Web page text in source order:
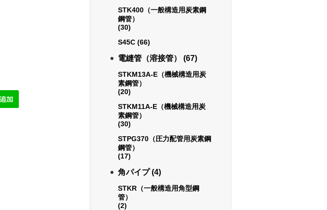
STK400（一般構造用炭素鋼
鋼管）
(30)
S45C (66)
電縫管（溶接管） (67)
STKM13A-E（機械構造用炭
素鋼管）
(20)
STKM11A-E（機械構造用炭
素鋼管）
(30)
STPG370（圧力配管用炭素鋼
鋼管）
(17)
角パイプ (4)
STKR（一般構造用角型鋼
管）
(2)